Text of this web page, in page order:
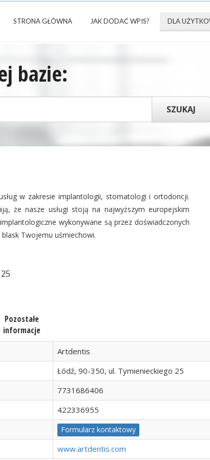
STRONA GŁÓWNA JAK DODAĆ WPIS? DLA
bazie:
w zakresie implantologii, stomatologi i ortodoncji.
że nasze usługi stoją na najwyższym europejskim
wykonywane są przez doświadczonych
Twojemu uśmiechowi.
Pozostałe
informacje
Artdentis
Łódź, 90-350, ul. Tymienieckiego 25
7731686406
422336955
Formularz kontaktowy
www.artdentis.com